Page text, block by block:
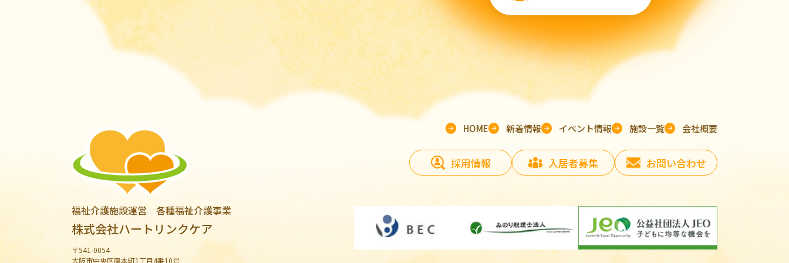
福祉介護施設運営 各種福祉介護事業
株式会社ハートリンクケア
〒541-0054
大阪市中央区南本町1丁目4番10号
HOME 新着情報 イベント情報 施設一覧 会社概要
採用情報 入居者募集 お問い合わせ